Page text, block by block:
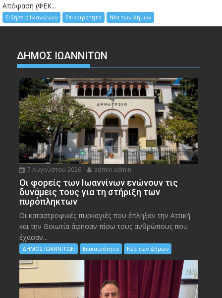
Απόφαση (ΦΕΚ...
Ειδήσεις Ιωαννίνων Επικαιρότητα Νέα των Δήμων
ΔΗΜΟΣ ΙΩΑΝΝΙΤΩΝ
7 Αυγούστου 2026 admin admin
Οι φορείς των Ιωαννίνων ενώνουν τις
δυνάμεις τους για τη στήριξη των
πυρόπληκτων
Οι καταστροφικές πυρκαγιές που έπληξαν την Αττική
και την Bοιωτία άφησαν πίσω τους ανθρώπους που
έχασαν...
ΔΗΜΟΣ ΙΩΑΝΝΙΤΩΝ Επικαιρότητα Νέα των Δήμων